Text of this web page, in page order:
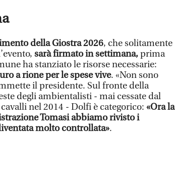
della Giostra 2026, che solitamente
sarà firmato in settimana,prima
ha stanziato le risorse necessarie:
a rione per le spese vive. «Non sono
il presidente. Sul fronte della
degli ambientalisti - mai cessate dal
nel 2014 - Dolfi è categorico: «Ora la
Tomasi abbiamo rivisto i
molto controllata».